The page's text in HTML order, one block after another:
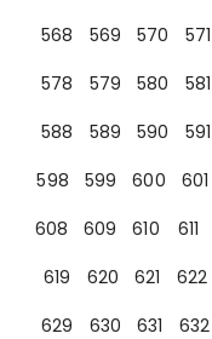
568
569 570 571
578
579 580 581
588
589 590 591
598
599 600 601
608
609 610 611
619
620 621 622
629
630 631 632